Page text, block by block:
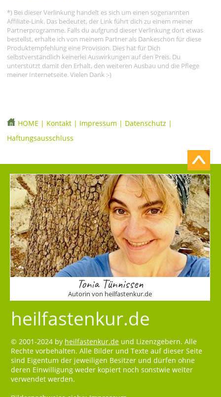
*) Bei dieser Verlinkung handelt es sich um einen sogenannten
Affiliate-Link. Das bedeutet, der Link führt dich zu einem meiner
Partnerprogramme. Falls du aufgrund dieser Verlinkung dort etwas
bestellst, erhalte ich von meinem Partner als Dankeschön für diese
Produktempfehlung eine Provision. Dies hat für Dich
selbstverständlich keinerlei Auswirkungen auf den Preis. Du
unterstützt damit den Erhalt, den weiteren Ausbau und die Pflege
meiner Internetseite. Vielen Dank :-)
HOME | Kontakt | Impressum | Datenschutz |
Haftungsausschluss
Tonia Tünnissen
Autorin von heilfastenkur.de
heilfastenkur.de
© 2001-2024 by heilfastenkur.de und Lizenzgebern. Alle
Rechte vorbehalten. Alle Bilder und Texte auf dieser Seite
sind Eigentum der jeweiligen Besitzer und dürfen ohne
deren Einwilligung weder kopiert noch sonstwie weiter
verwendet werden.